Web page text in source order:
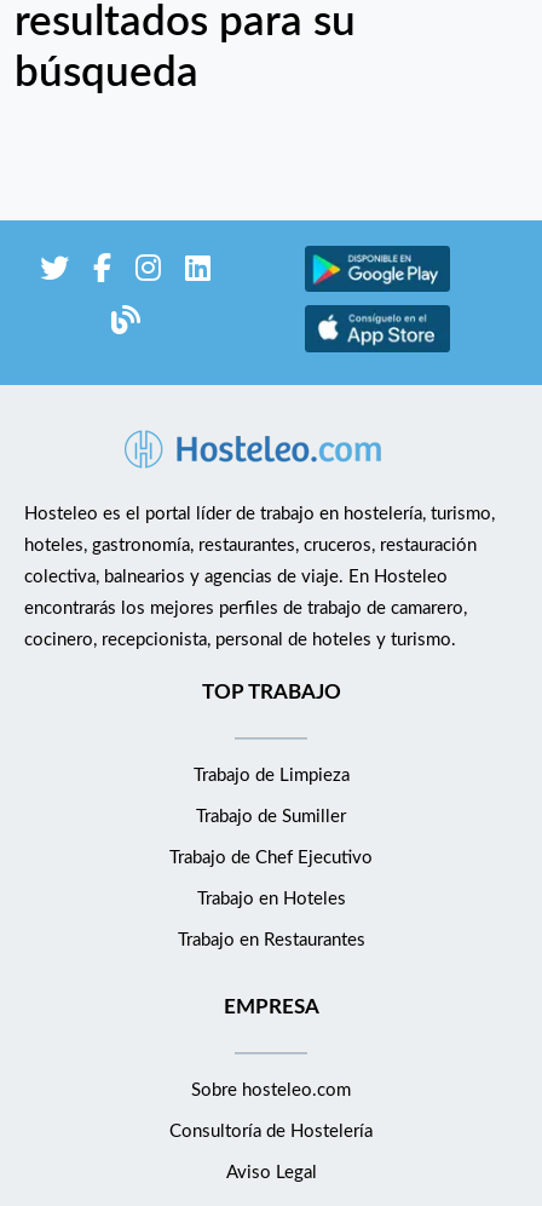
resultados para su
búsqueda
Hosteleo es el portal líder de trabajo en hostelería, turismo,
hoteles, gastronomía, restaurantes, cruceros, restauración
colectiva, balnearios y agencias de viaje. En Hosteleo
encontrarás los mejores perfiles de trabajo de camarero,
cocinero, recepcionista, personal de hoteles y turismo.
TOP TRABAJO
Trabajo de Limpieza
Trabajo de Sumiller
Trabajo de Chef Ejecutivo
Trabajo en Hoteles
Trabajo en Restaurantes
EMPRESA
Sobre hosteleo.com
Consultoría de Hostelería
Aviso Legal